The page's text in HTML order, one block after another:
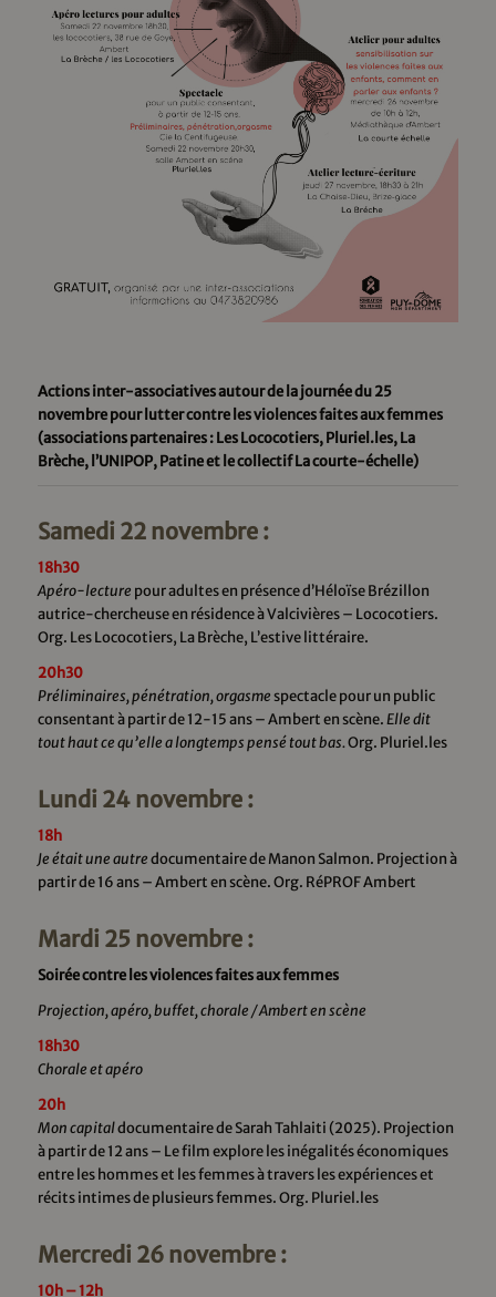
Actions inter-associatives autour de la journée du 25
novembre pour lutter contre les violences faites aux femmes
(associations partenaires : Les Lococotiers, Pluriel.les, La
Brèche, l’UNIPOP, Patine et le collectif La courte-échelle)
Samedi 22 novembre :
18h30
Apéro-lecture pour adultes en présence d’Héloïse Brézillon
autrice-chercheuse en résidence à Valcivières – Lococotiers.
Org. Les Lococotiers, La Brèche, L’estive littéraire.
20h30
Préliminaires, pénétration, orgasmespectacle pour un public
consentant à partir de 12-15 ans – Ambert en scène.Elle dit
tout haut ce qu’elle a longtemps pensé tout bas.Org. Pluriel.les
Lundi 24 novembre :
18h
Je était une autredocumentaire de Manon Salmon. Projection à
partir de 16 ans – Ambert en scène. Org. RéPROF Ambert
Mardi 25 novembre :
Soirée contre les violences faites aux femmes
Projection, apéro, buffet, chorale / Ambert en scène
18h30
Chorale et apéro
20h
Mon capitaldocumentaire de Sarah Tahlaiti (2025). Projection
à partir de 12 ans – Le film explore les inégalités économiques
entre les hommes et les femmes à travers les expériences et
récits intimes de plusieurs femmes. Org. Pluriel.les
Mercredi 26 novembre :
10h – 12h